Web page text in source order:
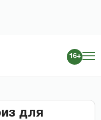
16+
для